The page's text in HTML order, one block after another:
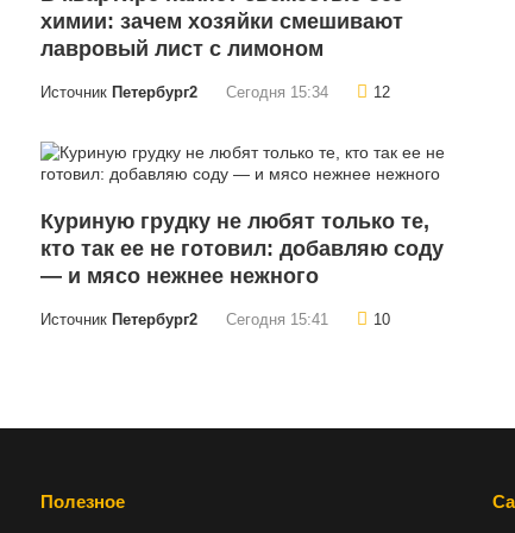
химии: зачем хозяйки смешивают
лавровый лист с лимоном
Источник Петербург2 Сегодня 15:34 12
Куриную грудку не любят только те,
кто так ее не готовил: добавляю соду
— и мясо нежнее нежного
Источник Петербург2 Сегодня 15:41 10
Полезное